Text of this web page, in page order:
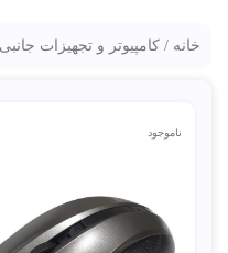
خانه کامپیوتر و تجهیزات جانبی
ناموجود